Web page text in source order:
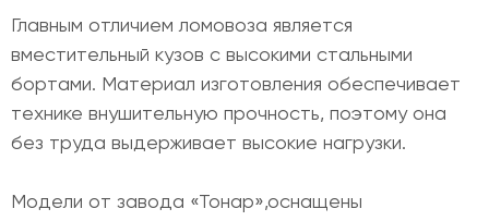
Главным отличием ломовоза является
вместительный кузов с высокими стальными
бортами. Материал изготовления обеспечивает
технике внушительную прочность, поэтому она
без труда выдерживает высокие нагрузки.
Модели от завода «Тонар»,оснащены